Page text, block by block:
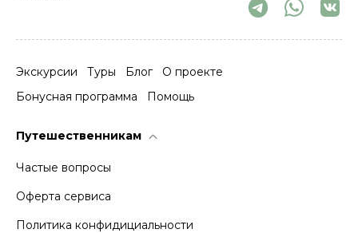
Экскурсии Туры Блог
О проекте
Бонусная программа
Помощь
Путешественникам
Частые вопросы
Оферта сервиса
Политика конфидициальности